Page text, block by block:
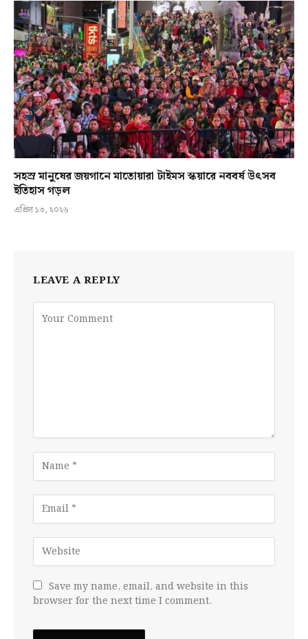
সহস্র মানুষের জয়গানে মাতোয়ারা টাইমস স্কয়ারে নববর্ষ উৎসব
ইতিহাস গড়ল
এপ্রিল ১৩, ২০২৬
LEAVE A REPLY
Save my name, email, and website in this
browser for the next time I comment.